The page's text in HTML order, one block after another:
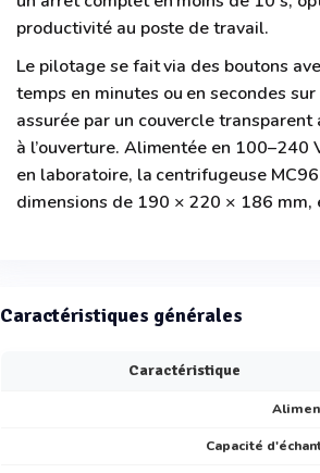
productivité au poste de travail.
Le pilotage se fait via des boutons
temps en minutes ou en secondes
assurée par un couvercle
à l’ouverture. Alimentée en
en laboratoire, la centrifugeuse
dimensions de 190 × 220 × 186 mm,
Caractéristiques générales
Caractéristique
Capacité